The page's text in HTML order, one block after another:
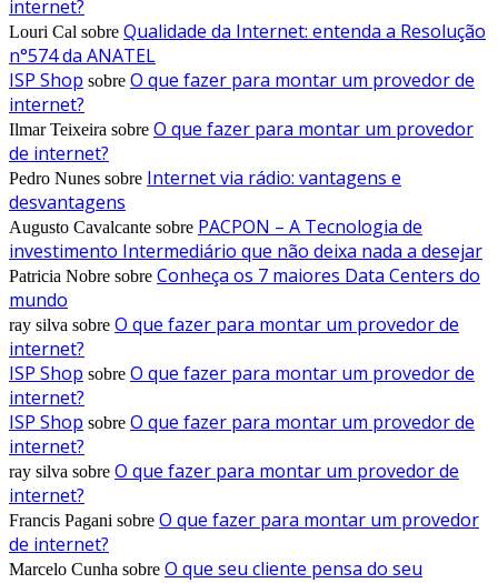
internet?
Louri Cal sobre Qualidade da Internet: entenda a Resolução
n°574 da ANATEL
ISP Shop sobre O que fazer para montar um provedor de
internet?
Ilmar Teixeira sobre O que fazer para montar um provedor
de internet?
Pedro Nunes sobre Internet via rádio: vantagens e
desvantagens
Augusto Cavalcante sobre PACPON – A Tecnologia de
investimento Intermediário que não deixa nada a desejar
Patricia Nobre sobre Conheça os 7 maiores Data Centers do
mundo
ray silva sobre O que fazer para montar um provedor de
internet?
ISP Shop sobre O que fazer para montar um provedor de
internet?
ISP Shop sobre O que fazer para montar um provedor de
internet?
ray silva sobre O que fazer para montar um provedor de
internet?
Francis Pagani sobre O que fazer para montar um provedor
de internet?
Marcelo Cunha sobre O que seu cliente pensa do seu